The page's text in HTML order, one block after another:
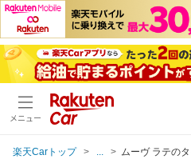
メニュー
楽天Carトップ ムーヴ ラテの